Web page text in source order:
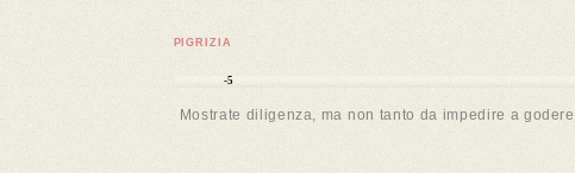
PIGRIZIA
-5
Mostrate diligenza, ma non tanto da impedire a